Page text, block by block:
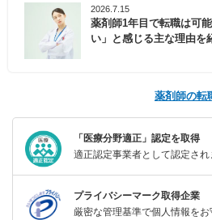
2026.7.15
薬剤師1年目で転職は可
い」と感じる主な理由を
薬剤師の転
「医療分野適正」認定を取得
適正認定事業者として認定され
プライバシーマーク取得企業
厳密な管理基準で個人情報をお